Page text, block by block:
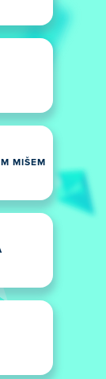
MIŠEM